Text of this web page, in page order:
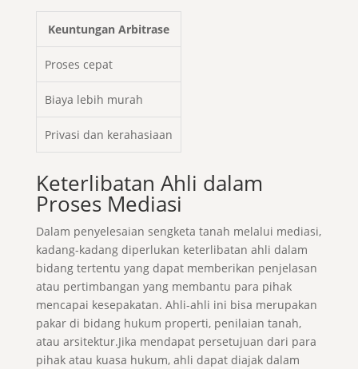
Keuntungan Arbitrase
Proses cepat
Biaya lebih murah
Privasi dan kerahasiaan
Keterlibatan Ahli dalam
Proses Mediasi
Dalam penyelesaian sengketa tanah melalui mediasi,
kadang-kadang diperlukan keterlibatan ahli dalam
bidang tertentu yang dapat memberikan penjelasan
atau pertimbangan yang membantu para pihak
mencapai kesepakatan. Ahli-ahli ini bisa merupakan
pakar di bidang hukum properti, penilaian tanah,
atau arsitektur.Jika mendapat persetujuan dari para
pihak atau kuasa hukum, ahli dapat diajak dalam